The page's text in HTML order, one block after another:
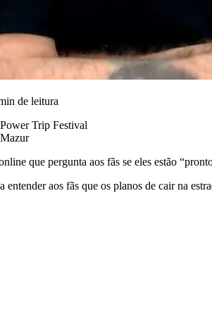
de leitura
que pergunta aos fãs se eles estão
entender aos fãs que os planos de cair na